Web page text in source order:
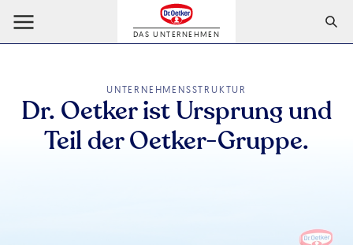
DAS UNTERNEHMEN
UNTERNEHMENSSTRUKTUR
Dr. Oetker ist Ursprung und
Teil der Oetker-Gruppe.